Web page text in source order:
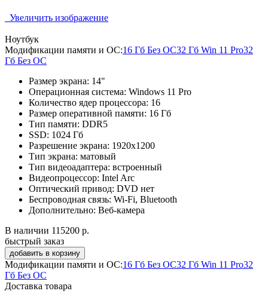
Увеличить изображение
Ноутбук
Модификации памяти и ОС:16 Гб Без ОС32 Гб Win 11 Pro32
Гб Без ОС
Размер экрана: 14"
Операционная система: Windows 11 Pro
Количество ядер процессора: 16
Размер оперативной памяти: 16 Гб
Тип памяти: DDR5
SSD: 1024 Гб
Разрешение экрана: 1920x1200
Тип экрана: матовый
Тип видеоадаптера: встроенный
Видеопроцессор: Intel Arc
Оптический привод: DVD нет
Беспроводная связь: Wi-Fi, Bluetooth
Дополнительно: Веб-камера
В наличии 115200 р.
быстрый заказ
Модификации памяти и ОС:16 Гб Без ОС32 Гб Win 11 Pro32
Гб Без ОС
Доставка товара